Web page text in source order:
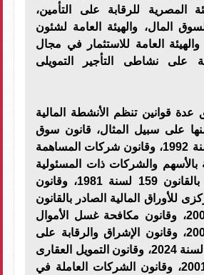
المصرية للرقابة على التأمين،
المال، والهيئة العامة لشئون
والهيئة العامة للاستثمار في مجال
على نشاطى التأجير التمويلى
عدة قوانين تنظم الأنشطة المالية
على سبيل المثال، قانون سوق
المال رقم 95 لسنة 1992، وقانون شركات المساهمة
والشركات ذات المسئولية
المحدودة الصادر بالقانون 159 لسنة 1981، وقانون
للأوراق المالية الصادر بالقانون
رقم 93 لسنة 2000، وقانون مكافحة غسل الأموال
رقم 80 لسنة 2002، وقانون الإشراق والرقابة على
التأمين رقم 155 لسنة 2024، وقانون التمويل العقارى
رقم 148 لسنة 2001، وقانون الشركات العاملة في